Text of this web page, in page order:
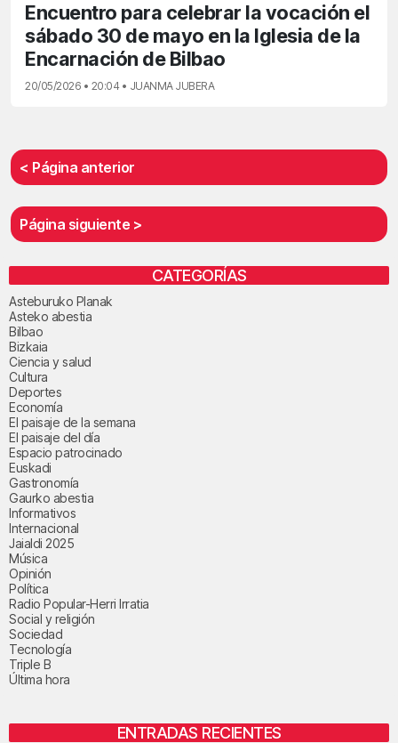
Encuentro para celebrar la vocación el
sábado 30 de mayo en la Iglesia de la
Encarnación de Bilbao
20/05/2026 • 20:04 • JUANMA JUBERA
< Página anterior
Página siguiente >
CATEGORÍAS
Asteburuko Planak
Asteko abestia
Bilbao
Bizkaia
Ciencia y salud
Cultura
Deportes
Economía
El paisaje de la semana
El paisaje del día
Espacio patrocinado
Euskadi
Gastronomía
Gaurko abestia
Informativos
Internacional
Jaialdi 2025
Música
Opinión
Política
Radio Popular-Herri Irratia
Social y religión
Sociedad
Tecnología
Triple B
Última hora
ENTRADAS RECIENTES